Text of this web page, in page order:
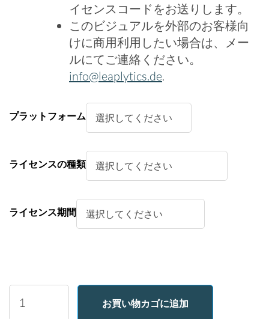
イセンスコードをお送りします。
このビジュアルを外部のお客様向
けに商用利用したい場合は、メー
ルにてご連絡ください。
info@leaplytics.de.
プラットフォーム
ライセンスの種類
ライセンス期間
Viewer
お買い物カゴに追加